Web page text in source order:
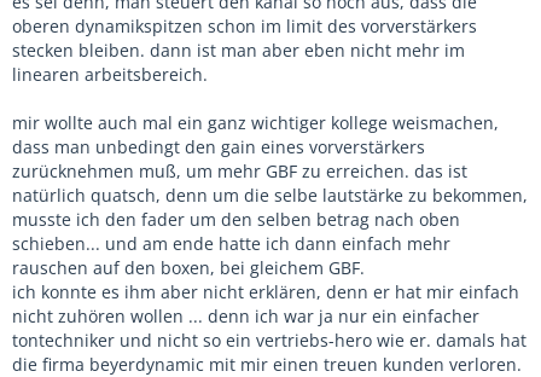
oberen dynamikspitzen schon im limit des vorverstärkers
stecken bleiben. dann ist man aber eben nicht mehr im
linearen arbeitsbereich.
mir wollte auch mal ein ganz wichtiger kollege weismachen,
dass man unbedingt den gain eines vorverstärkers
zurücknehmen muß, um mehr GBF zu erreichen. das ist
natürlich quatsch, denn um die selbe lautstärke zu bekommen,
musste ich den fader um den selben betrag nach oben
schieben... und am ende hatte ich dann einfach mehr
rauschen auf den boxen, bei gleichem GBF.
ich konnte es ihm aber nicht erklären, denn er hat mir einfach
nicht zuhören wollen ... denn ich war ja nur ein einfacher
tontechniker und nicht so ein vertriebs-hero wie er. damals hat
die firma beyerdynamic mit mir einen treuen kunden verloren.